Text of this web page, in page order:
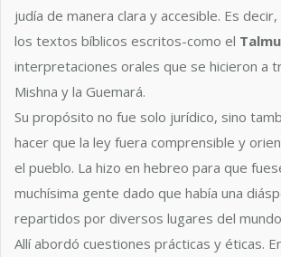
judía de manera clara y accesible. Es
los textos bíblicos escritos-como el
interpretaciones orales que se hicieron a
Mishna y la Guemará.
Su propósito no fue solo jurídico, sino
hacer que la ley fuera comprensible y
el pueblo. La hizo en hebreo para que
muchísima gente dado que había una
repartidos por diversos lugares del
Allí abordó cuestiones prácticas y éticas.